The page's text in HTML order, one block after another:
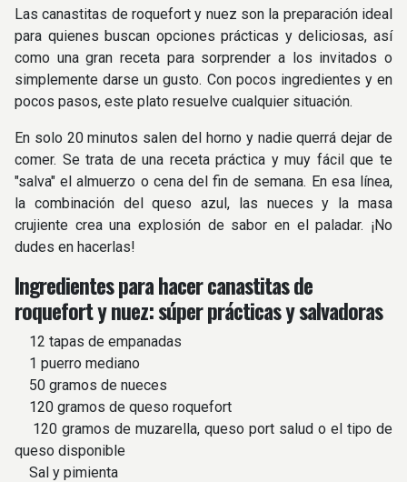
Las canastitas de roquefort y nuez son la preparación ideal
para quienes buscan opciones prácticas y deliciosas, así
como una gran receta para sorprender a los invitados o
simplemente darse un gusto. Con pocos ingredientes y en
pocos pasos, este plato resuelve cualquier situación.
En solo 20 minutos salen del horno y nadie querrá dejar de
comer. Se trata de una receta práctica y muy fácil que te
"salva" el almuerzo o cena del fin de semana. En esa línea,
la combinación del queso azul, las nueces y la masa
crujiente crea una explosión de sabor en el paladar. ¡No
dudes en hacerlas!
Ingredientes para hacer canastitas de
roquefort y nuez: súper prácticas y salvadoras
12 tapas de empanadas
1 puerro mediano
50 gramos de nueces
120 gramos de queso roquefort
120 gramos de muzarella, queso port salud o el tipo de
queso disponible
Sal y pimienta